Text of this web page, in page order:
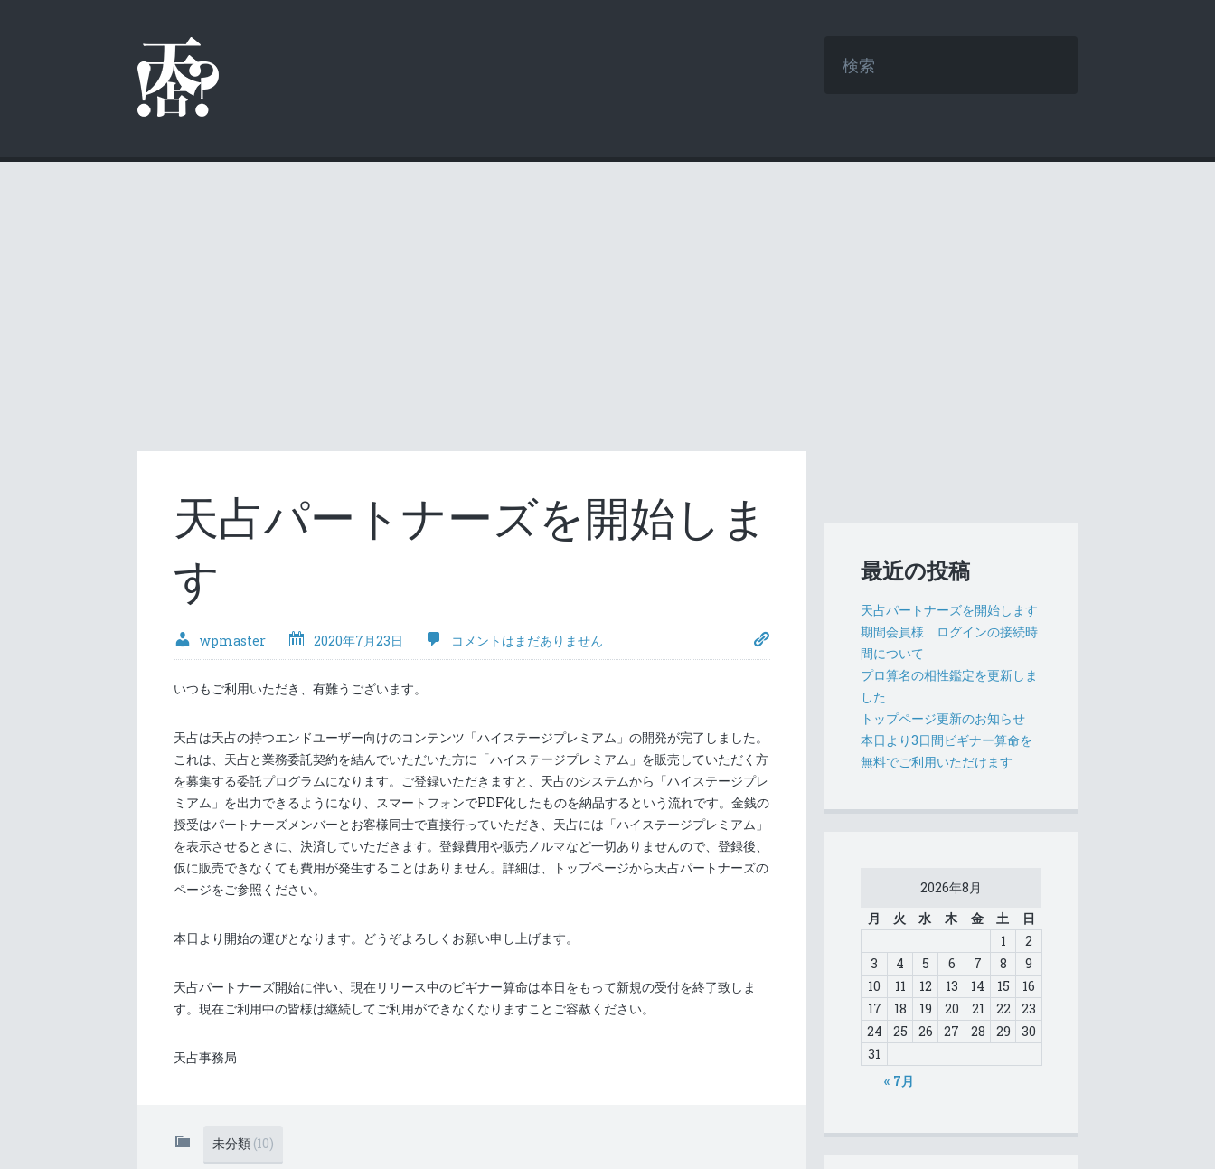
天占パートナーズを開始しま
す
wpmaster 2020年7月23日 コメントはまだありません
いつもご利用いただき、有難うございます。
天占は天占の持つエンドユーザー向けのコンテンツ「ハイステージプレミアム」の開発が完了しました。
これは、天占と業務委託契約を結んでいただいた方に「ハイステージプレミアム」を販売していただく方
を募集する委託プログラムになります。ご登録いただきますと、天占のシステムから「ハイステージプレ
ミアム」を出力できるようになり、スマートフォンでPDF化したものを納品するという流れです。金銭の
授受はパートナーズメンバーとお客様同士で直接行っていただき、天占には「ハイステージプレミアム」
を表示させるときに、決済していただきます。登録費用や販売ノルマなど一切ありませんので、登録後、
仮に販売できなくても費用が発生することはありません。詳細は、トップページから天占パートナーズの
ページをご参照ください。
本日より開始の運びとなります。どうぞよろしくお願い申し上げます。
天占パートナーズ開始に伴い、現在リリース中のビギナー算命は本日をもって新規の受付を終了致しま
す。現在ご利用中の皆様は継続してご利用ができなくなりますことご容赦ください。
天占事務局
未分類 (10)
最近の投稿
天占パートナーズを開始します
期間会員様 ログインの接続時
間について
プロ算名の相性鑑定を更新しま
した
トップページ更新のお知らせ
本日より3日間ビギナー算命を
無料でご利用いただけます
2026年8月
月
火 水 木 金 土 日
« 7月
1
2
3
4 5 6 7 8
9
10
11 12 13 14 15
16
17
18 19 20 21 22
23
24
25 26 27 28 29
30
31